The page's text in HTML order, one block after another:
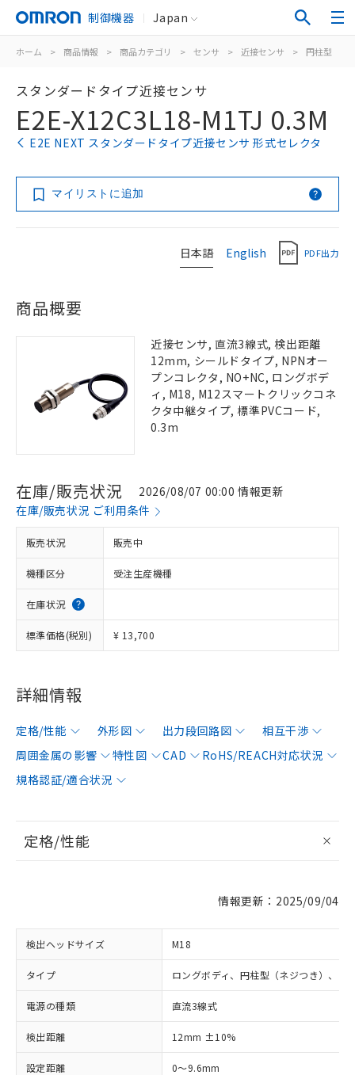
制御機器 Japan
ホーム > 商品情報 > 商品カテゴリ > センサ > 近接センサ > 円柱型
スタンダードタイプ近接センサ
E2E-X12C3L18-M1TJ 0.3M
E2E NEXT スタンダードタイプ近接センサ 形式セレクタ
マイリストに追加
日本語 English PDF出力
商品概要
近接センサ, 直流3線式, 検出距離
12mm, シールドタイプ, NPNオー
プンコレクタ, NO+NC, ロングボデ
ィ, M18, M12スマートクリックコネ
クタ中継タイプ, 標準PVCコード,
0.3m
在庫/販売状況
2026/08/07 00:00 情報更新
在庫/販売状況 ご利用条件
販売状況 販売中
機種区分 受注生産機種
在庫状況
標準価格(税別) ¥ 13,700
詳細情報
定格/性能 外形図 出力段回路図
相互干渉
周囲金属の影響
特性図 CAD
RoHS/REACH対応状況
規格認証/適合状況
定格/性能
情報更新：2025/09/04
検出ヘッドサイズ M18
タイプ ロングボディ、円柱型（ネジつき）、シ
電源の種類 直流3線式
検出距離 12mm ±10%
設定距離 0～9.6mm